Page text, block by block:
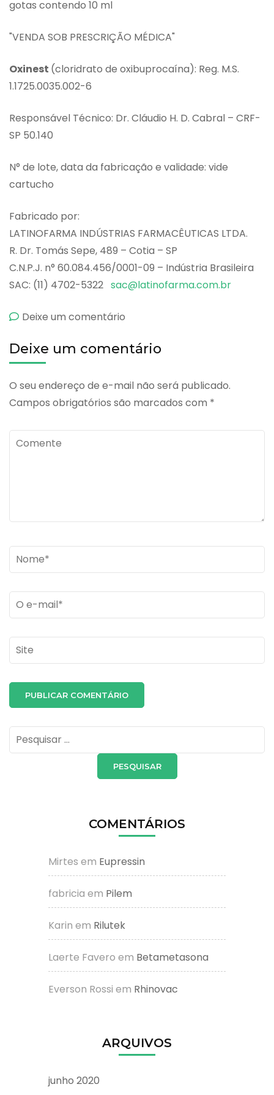
gotas contendo 10 ml
"VENDA SOB PRESCRIÇÃO MÉDICA"
Oxinest (cloridrato de oxibuprocaína): Reg. M.S.
1.1725.0035.002-6
Responsável Técnico: Dr. Cláudio H. D. Cabral – CRF-
SP 50.140
N° de lote, data da fabricação e validade: vide
cartucho
Fabricado por:
LATINOFARMA INDÚSTRIAS FARMACÊUTICAS LTDA.
R. Dr. Tomás Sepe, 489 – Cotia – SP
C.N.P.J. n° 60.084.456/0001-09 – Indústria Brasileira
SAC: (11) 4702-5322 sac@latinofarma.com.br
Deixe um comentário
Deixe um comentário
O seu endereço de e-mail não será publicado.
Campos obrigatórios são marcados com *
Comente
Name*
Email *
Site
Pesquisar
por:
COMENTÁRIOS
Mirtes em Eupressin
fabricia em Pilem
Karin em Rilutek
Laerte Favero em Betametasona
Everson Rossi em Rhinovac
ARQUIVOS
junho 2020